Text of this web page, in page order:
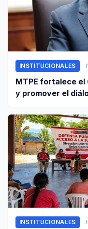
INSTITUCIONALES
MTPE fortalece el
y promover el
INSTITUCIONALES